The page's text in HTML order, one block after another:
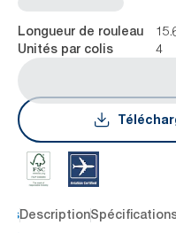
Longueur de rouleau
Unités par colis 4
Description